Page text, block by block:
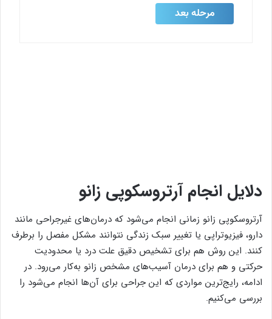
دلایل انجام آرتروسکوپی زانو
آرتروسکوپی زانو زمانی انجام می‌شود که درمان‌های غیرجراحی مانند
دارو، فیزیوتراپی یا تغییر سبک زندگی نتوانند مشکل مفصل را برطرف
کنند. این روش هم برای تشخیص دقیق علت درد یا محدودیت
حرکتی و هم برای درمان آسیب‌های مشخص زانو به‌کار می‌رود. در
ادامه، رایج‌ترین مواردی که این جراحی برای آن‌ها انجام می‌شود را
بررسی می‌کنیم.